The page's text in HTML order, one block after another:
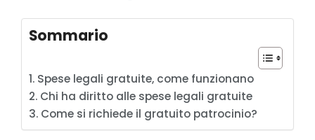
Sommario
Spese legali gratuite, come funzionano
Chi ha diritto alle spese legali gratuite
Come si richiede il gratuito patrocinio?